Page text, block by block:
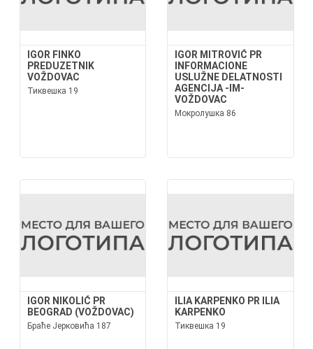
IGOR FINKO
PREDUZETNIK
VOŽDOVAC
Тиквешка 19
IGOR MITROVIĆ PR
INFORMACIONE
USLUŽNE DELATNOSTI
AGENCIJA -IM-
VOŽDOVAC
Мокролушка 86
IGOR NIKOLIĆ PR
BEOGRAD (VOŽDOVAC)
Браће Јерковића 187
ILIA KARPENKO PR ILIA
KARPENKO
Тиквешка 19